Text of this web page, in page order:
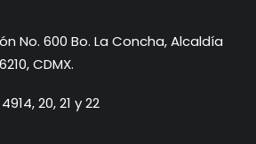
No. 600 Bo. La Concha, Alcaldía
CDMX.
20, 21 y 22